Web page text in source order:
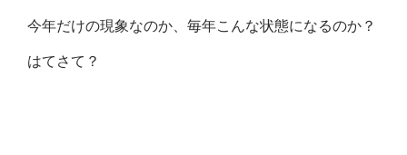
今年だけの現象なのか、毎年こんな状態になるのか？
はてさて？